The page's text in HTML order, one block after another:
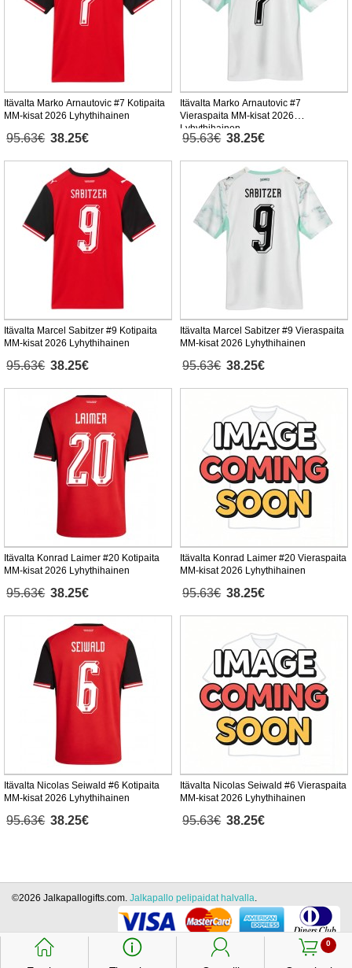
Itävalta Marko Arnautovic #7 Kotipaita
MM-kisat 2026 Lyhythihainen
95.63€ 38.25€
Itävalta Marko Arnautovic #7
Vieraspaita MM-kisat 2026
Lyhythihainen
95.63€ 38.25€
Itävalta Marcel Sabitzer #9 Kotipaita
MM-kisat 2026 Lyhythihainen
95.63€ 38.25€
Itävalta Marcel Sabitzer #9 Vieraspaita
MM-kisat 2026 Lyhythihainen
95.63€ 38.25€
Itävalta Konrad Laimer #20 Kotipaita
MM-kisat 2026 Lyhythihainen
95.63€ 38.25€
Itävalta Konrad Laimer #20 Vieraspaita
MM-kisat 2026 Lyhythihainen
95.63€ 38.25€
Itävalta Nicolas Seiwald #6 Kotipaita
MM-kisat 2026 Lyhythihainen
95.63€ 38.25€
Itävalta Nicolas Seiwald #6 Vieraspaita
MM-kisat 2026 Lyhythihainen
95.63€ 38.25€
󰃱 󰈢 󰃳 0
󰃦
©2026 Jalkapallogifts.com. Jalkapallo pelipaidat halvalla.